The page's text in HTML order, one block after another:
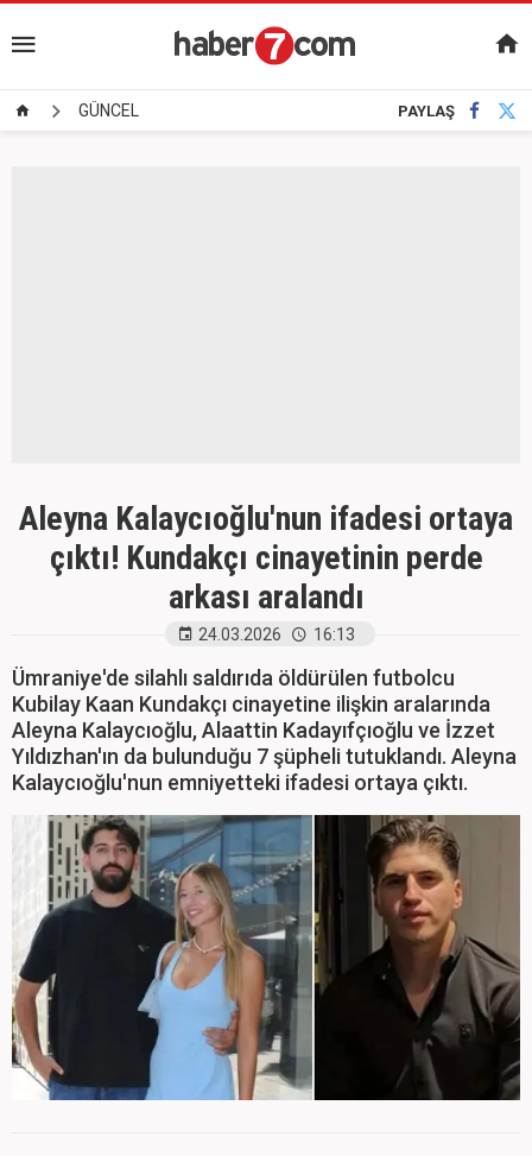
GÜNCEL PAYLAŞ
Aleyna Kalaycıoğlu'nun ifadesi ortaya
çıktı! Kundakçı cinayetinin perde
arkası aralandı
24.03.2026 16:13
Ümraniye'de silahlı saldırıda öldürülen futbolcu
Kubilay Kaan Kundakçı cinayetine ilişkin aralarında
Aleyna Kalaycıoğlu, Alaattin Kadayıfçıoğlu ve İzzet
Yıldızhan'ın da bulunduğu 7 şüpheli tutuklandı. Aleyna
Kalaycıoğlu'nun emniyetteki ifadesi ortaya çıktı.